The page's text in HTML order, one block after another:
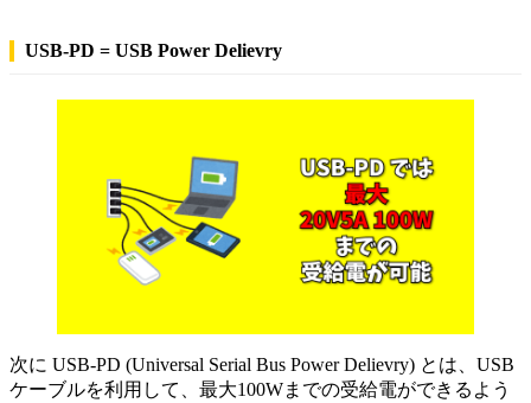
USB-PD = USB Power Delievry
次に USB-PD (Universal Serial Bus Power Delievry) とは、USB
ケーブルを利用して、最大100Wまでの受給電ができるよう